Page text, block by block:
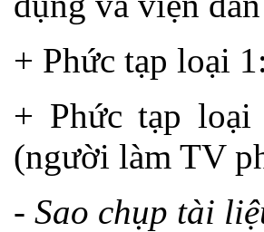
+ Phức tạp loại
+ Phức tạp
(người làm TV
- Sao chụp tài